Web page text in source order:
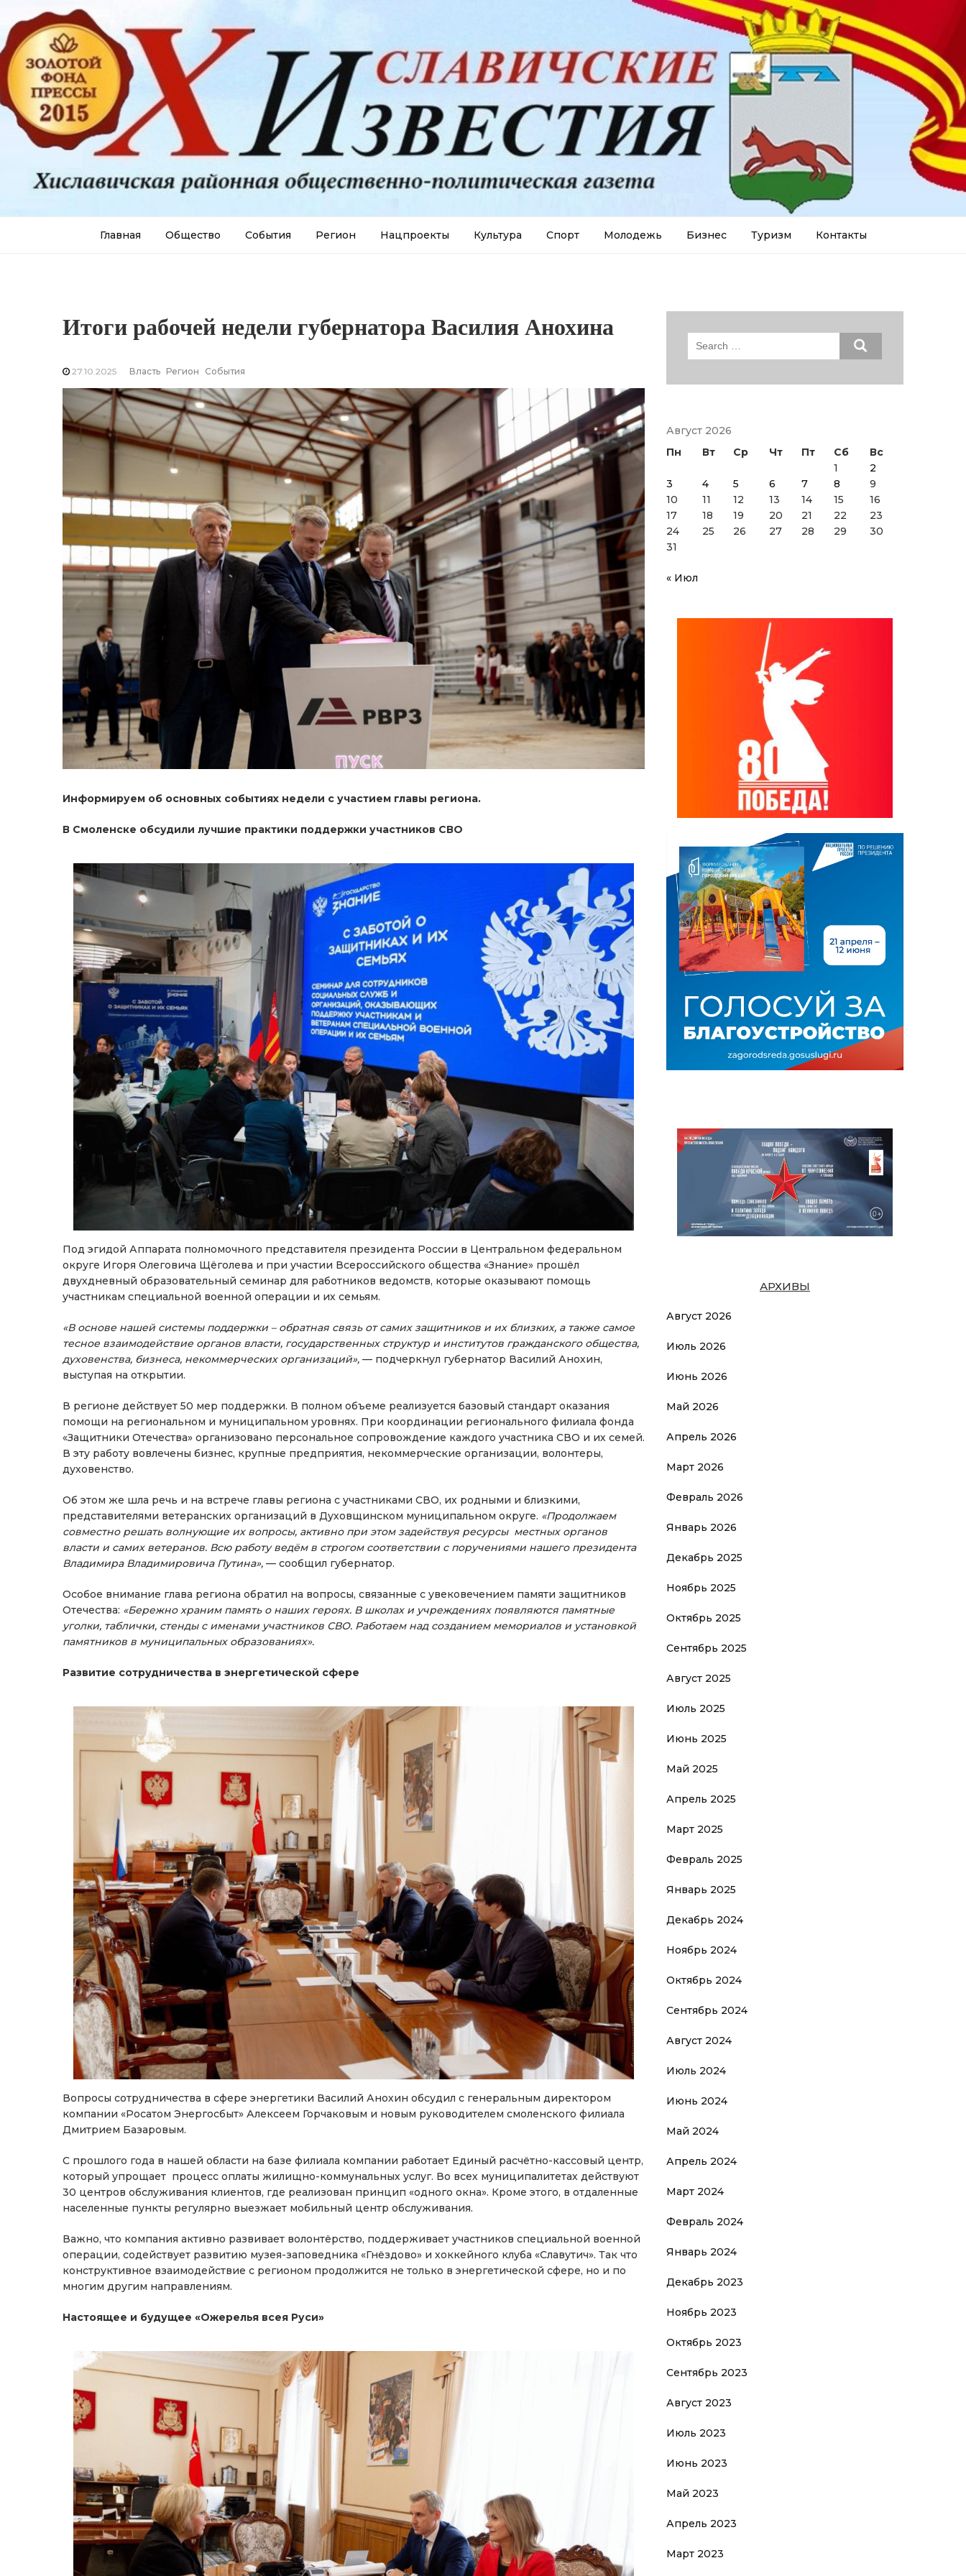
Главная Общество События Регион Нацпроекты Культура Спорт Молодежь Бизнес Туризм Контакты
Итоги рабочей недели губернатора Василия Анохина
27.10.2025 Власть Регион События
Информируем об основных событиях недели с участием главы региона.
В Смоленске обсудили лучшие практики поддержки участников СВО
Под эгидой Аппарата полномочного представителя президента России в Центральном федеральном
округе Игоря Олеговича Щёголева и при участии Всероссийского общества «Знание» прошёл
двухдневный образовательный семинар для работников ведомств, которые оказывают помощь
участникам специальной военной операции и их семьям.
«В основе нашей системы поддержки – обратная связь от самих защитников и их близких, а также самое
тесное взаимодействие органов власти, государственных структур и институтов гражданского общества,
духовенства, бизнеса, некоммерческих организаций», — подчеркнул губернатор Василий Анохин,
выступая на открытии.
В регионе действует 50 мер поддержки. В полном объеме реализуется базовый стандарт оказания
помощи на региональном и муниципальном уровнях. При координации регионального филиала фонда
«Защитники Отечества» организовано персональное сопровождение каждого участника СВО и их семей.
В эту работу вовлечены бизнес, крупные предприятия, некоммерческие организации, волонтеры,
духовенство.
Об этом же шла речь и на встрече главы региона с участниками СВО, их родными и близкими,
представителями ветеранских организаций в Духовщинском муниципальном округе. «Продолжаем
совместно решать волнующие их вопросы, активно при этом задействуя ресурсы местных органов
власти и самих ветеранов. Всю работу ведём в строгом соответствии с поручениями нашего президента
Владимира Владимировича Путина», — сообщил губернатор.
Особое внимание глава региона обратил на вопросы, связанные с увековечением памяти защитников
Отечества: «Бережно храним память о наших героях. В школах и учреждениях появляются памятные
уголки, таблички, стенды с именами участников СВО. Работаем над созданием мемориалов и установкой
памятников в муниципальных образованиях».
Развитие сотрудничества в энергетической сфере
Вопросы сотрудничества в сфере энергетики Василий Анохин обсудил с генеральным директором
компании «Росатом Энергосбыт» Алексеем Горчаковым и новым руководителем смоленского филиала
Дмитрием Базаровым.
С прошлого года в нашей области на базе филиала компании работает Единый расчётно-кассовый центр,
который упрощает процесс оплаты жилищно-коммунальных услуг. Во всех муниципалитетах действуют
30 центров обслуживания клиентов, где реализован принцип «одного окна». Кроме этого, в отдаленные
населенные пункты регулярно выезжает мобильный центр обслуживания.
Важно, что компания активно развивает волонтёрство, поддерживает участников специальной военной
операции, содействует развитию музея-заповедника «Гнёздово» и хоккейного клуба «Славутич». Так что
конструктивное взаимодействие с регионом продолжится не только в энергетической сфере, но и по
многим другим направлениям.
Настоящее и будущее «Ожерелья всея Руси»
Search
Август 2026
Пн
Вт Ср Чт Пт Сб
Вс
1
2
3
4 5 6 7 8
9
10
11 12 13 14 15
16
17
18 19 20 21 22
23
24
25 26 27 28 29
30
31
« Июл
АРХИВЫ
Август 2026
Июль 2026
Июнь 2026
Май 2026
Апрель 2026
Март 2026
Февраль 2026
Январь 2026
Декабрь 2025
Ноябрь 2025
Октябрь 2025
Сентябрь 2025
Август 2025
Июль 2025
Июнь 2025
Май 2025
Апрель 2025
Март 2025
Февраль 2025
Январь 2025
Декабрь 2024
Ноябрь 2024
Октябрь 2024
Сентябрь 2024
Август 2024
Июль 2024
Июнь 2024
Май 2024
Апрель 2024
Март 2024
Февраль 2024
Январь 2024
Декабрь 2023
Ноябрь 2023
Октябрь 2023
Сентябрь 2023
Август 2023
Июль 2023
Июнь 2023
Май 2023
Апрель 2023
Март 2023